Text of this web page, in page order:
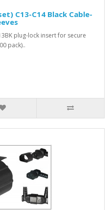
C13-C14 Black Cable-
plug-lock insert for secure
pack)..